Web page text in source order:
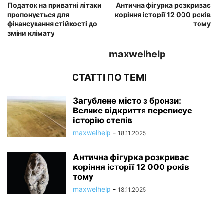
Податок на приватні літаки
пропонується для
фінансування стійкості до
зміни клімату
Антична фігурка розкриває
коріння історії 12 000 років
тому
maxwelhelp
СТАТТІ ПО ТЕМІ
Загублене місто з бронзи:
Велике відкриття переписує
історію степів
maxwelhelp - 18.11.2025
Антична фігурка розкриває
коріння історії 12 000 років
тому
maxwelhelp - 18.11.2025